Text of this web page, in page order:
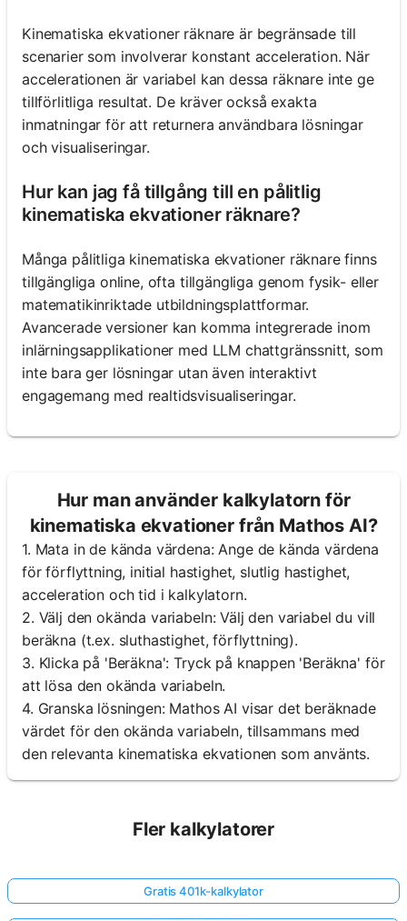
Kinematiska ekvationer räknare är begränsade till
scenarier som involverar konstant acceleration. När
accelerationen är variabel kan dessa räknare inte ge
tillförlitliga resultat. De kräver också exakta
inmatningar för att returnera användbara lösningar
och visualiseringar.
Hur kan jag få tillgång till en pålitlig
kinematiska ekvationer räknare?
Många pålitliga kinematiska ekvationer räknare finns
tillgängliga online, ofta tillgängliga genom fysik- eller
matematikinriktade utbildningsplattformar.
Avancerade versioner kan komma integrerade inom
inlärningsapplikationer med LLM chattgränssnitt, som
inte bara ger lösningar utan även interaktivt
engagemang med realtidsvisualiseringar.
Hur man använder kalkylatorn för
kinematiska ekvationer från Mathos AI?
1. Mata in de kända värdena: Ange de kända värdena
för förflyttning, initial hastighet, slutlig hastighet,
acceleration och tid i kalkylatorn.
2. Välj den okända variabeln: Välj den variabel du vill
beräkna (t.ex. sluthastighet, förflyttning).
3. Klicka på 'Beräkna': Tryck på knappen 'Beräkna' för
att lösa den okända variabeln.
4. Granska lösningen: Mathos AI visar det beräknade
värdet för den okända variabeln, tillsammans med
den relevanta kinematiska ekvationen som använts.
Fler kalkylatorer
Gratis 401k-kalkylator